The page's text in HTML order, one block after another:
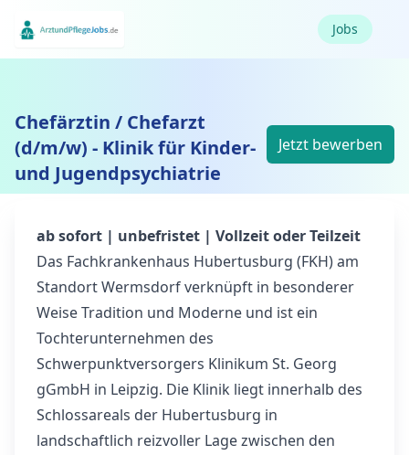
Jobs
Chefärztin / Chefarzt
(d/m/w) - Klinik für Kinder-
und Jugendpsychiatrie
Jetzt bewerben
ab sofort | unbefristet | Vollzeit oder Teilzeit
Das Fachkrankenhaus Hubertusburg (FKH) am
Standort Wermsdorf verknüpft in besonderer
Weise Tradition und Moderne und ist ein
Tochterunternehmen des
Schwerpunktversorgers Klinikum St. Georg
gGmbH in Leipzig. Die Klinik liegt innerhalb des
Schlossareals der Hubertusburg in
landschaftlich reizvoller Lage zwischen den